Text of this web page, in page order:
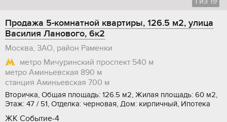
Продажа 5-комнатной квартиры, 126.5 м2, улица
Василия Ланового, 6к2
Москва, ЗАО, район Раменки
метро Мичуринский проспект 540 м
метро Аминьевская 890 м
станция Аминьевская 700 м
Вторичка, Общая площадь: 126.5 м2, Жилая площадь: 60 м2,
Этаж: 47 / 51, Отделка: черновая, Дом: кирпичный, Ипотека
ЖК Событие-4